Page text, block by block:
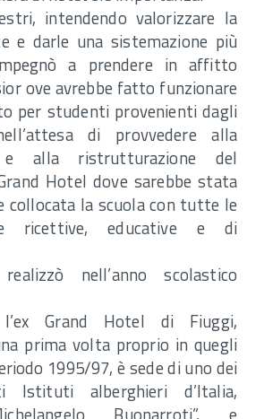
intendendo valorizzare la
e darle una sistemazione più
a prendere in affitto
ove avrebbe fatto funzionare
per studenti provenienti dagli
di provvedere alla
e alla ristrutturazione del
Hotel dove sarebbe stata
collocata la scuola con tutte le
ricettive, educative e di
nell’anno scolastico
Grand Hotel di Fiuggi,
prima volta proprio in quegli
1995/97, è sede di uno dei
Istituti alberghieri d’Italia,